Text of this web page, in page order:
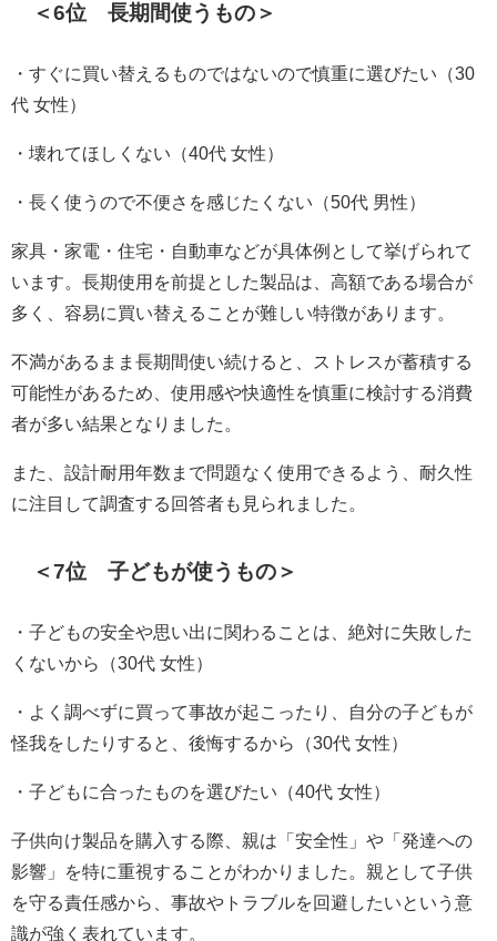
＜6位 長期間使うもの＞
・すぐに買い替えるものではないので慎重に選びたい（30
代 女性）
・壊れてほしくない（40代 女性）
・長く使うので不便さを感じたくない（50代 男性）
家具・家電・住宅・自動車などが具体例として挙げられて
います。長期使用を前提とした製品は、高額である場合が
多く、容易に買い替えることが難しい特徴があります。
不満があるまま長期間使い続けると、ストレスが蓄積する
可能性があるため、使用感や快適性を慎重に検討する消費
者が多い結果となりました。
また、設計耐用年数まで問題なく使用できるよう、耐久性
に注目して調査する回答者も見られました。
＜7位 子どもが使うもの＞
・子どもの安全や思い出に関わることは、絶対に失敗した
くないから（30代 女性）
・よく調べずに買って事故が起こったり、自分の子どもが
怪我をしたりすると、後悔するから（30代 女性）
・子どもに合ったものを選びたい（40代 女性）
子供向け製品を購入する際、親は「安全性」や「発達への
影響」を特に重視することがわかりました。親として子供
を守る責任感から、事故やトラブルを回避したいという意
識が強く表れています。